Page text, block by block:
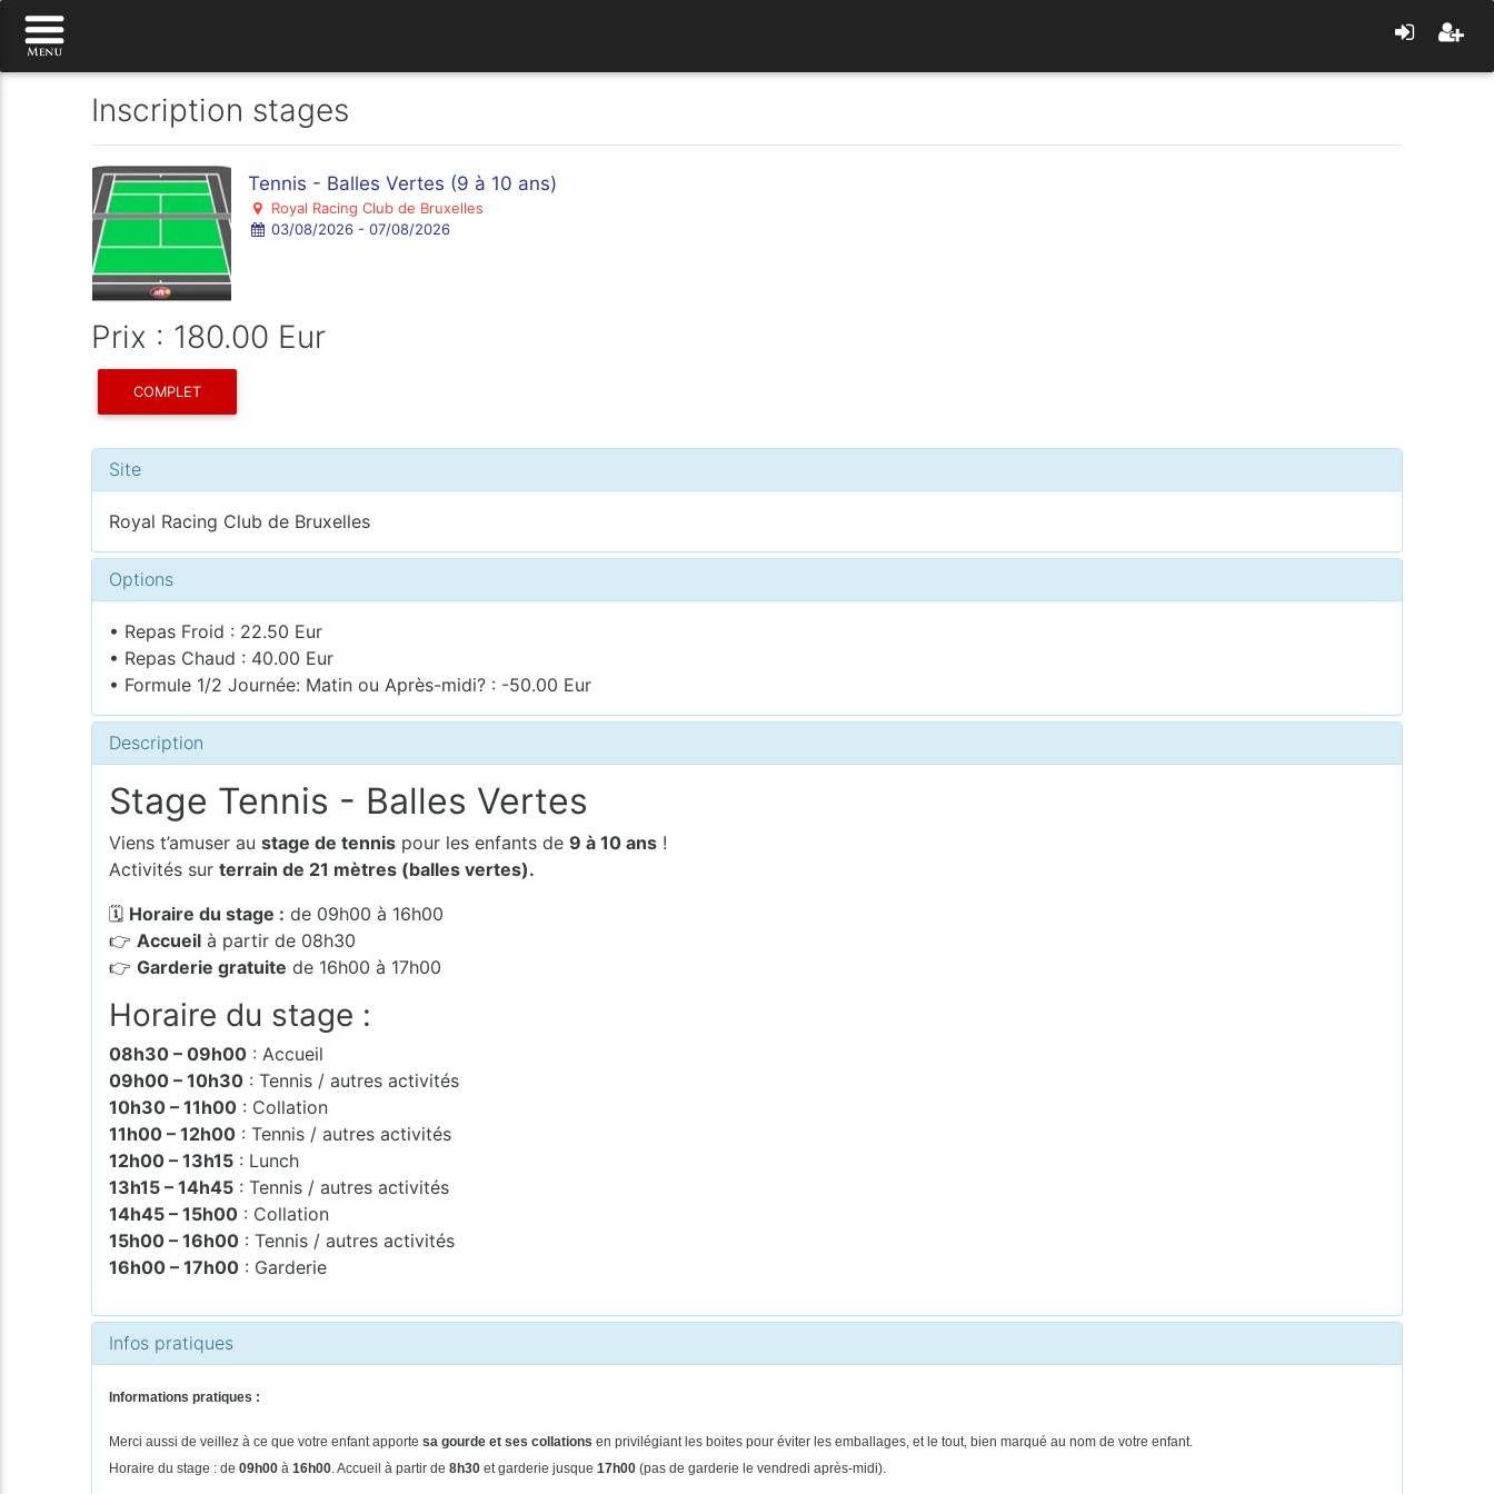
Inscription stages
Tennis - Balles Vertes (9 à 10 ans)
Royal Racing Club de Bruxelles
03/08/2026 - 07/08/2026
Prix : 180.00 Eur
COMPLET
Site
Royal Racing Club de Bruxelles
Options
• Repas Froid : 22.50 Eur
• Repas Chaud : 40.00 Eur
• Formule 1/2 Journée: Matin ou Après-midi? : -50.00 Eur
Description
Stage Tennis - Balles Vertes
Viens t’amuser austage de tennis pour les enfants de9 à 10 ans !
Activités surterrain de 21 mètres (balles vertes).
🗓 Horaire du stage : de 09h00 à 16h00
👉 Accueil à partir de 08h30
👉Garderie gratuite de 16h00 à 17h00
Horaire du stage :
08h30 – 09h00 : Accueil
09h00 – 10h30 : Tennis / autres activités
10h30 – 11h00 : Collation
11h00 – 12h00 : Tennis / autres activités
12h00 – 13h15 : Lunch
13h15 – 14h45 : Tennis / autres activités
14h45 – 15h00 : Collation
15h00 – 16h00 : Tennis / autres activités
16h00 – 17h00 : Garderie
Infos pratiques
Informations pratiques :
Merci aussi de veillez à ce que votre enfant apporte sa gourde et ses collations en privilégiant les boites pour éviter les emballages, et le tout, bien marqué au nom de votre enfant.
Horaire du stage : de09h00à16h00 . Accueil à partir de8h30 et garderie jusque17h00(pas de garderie le vendredi après-midi).